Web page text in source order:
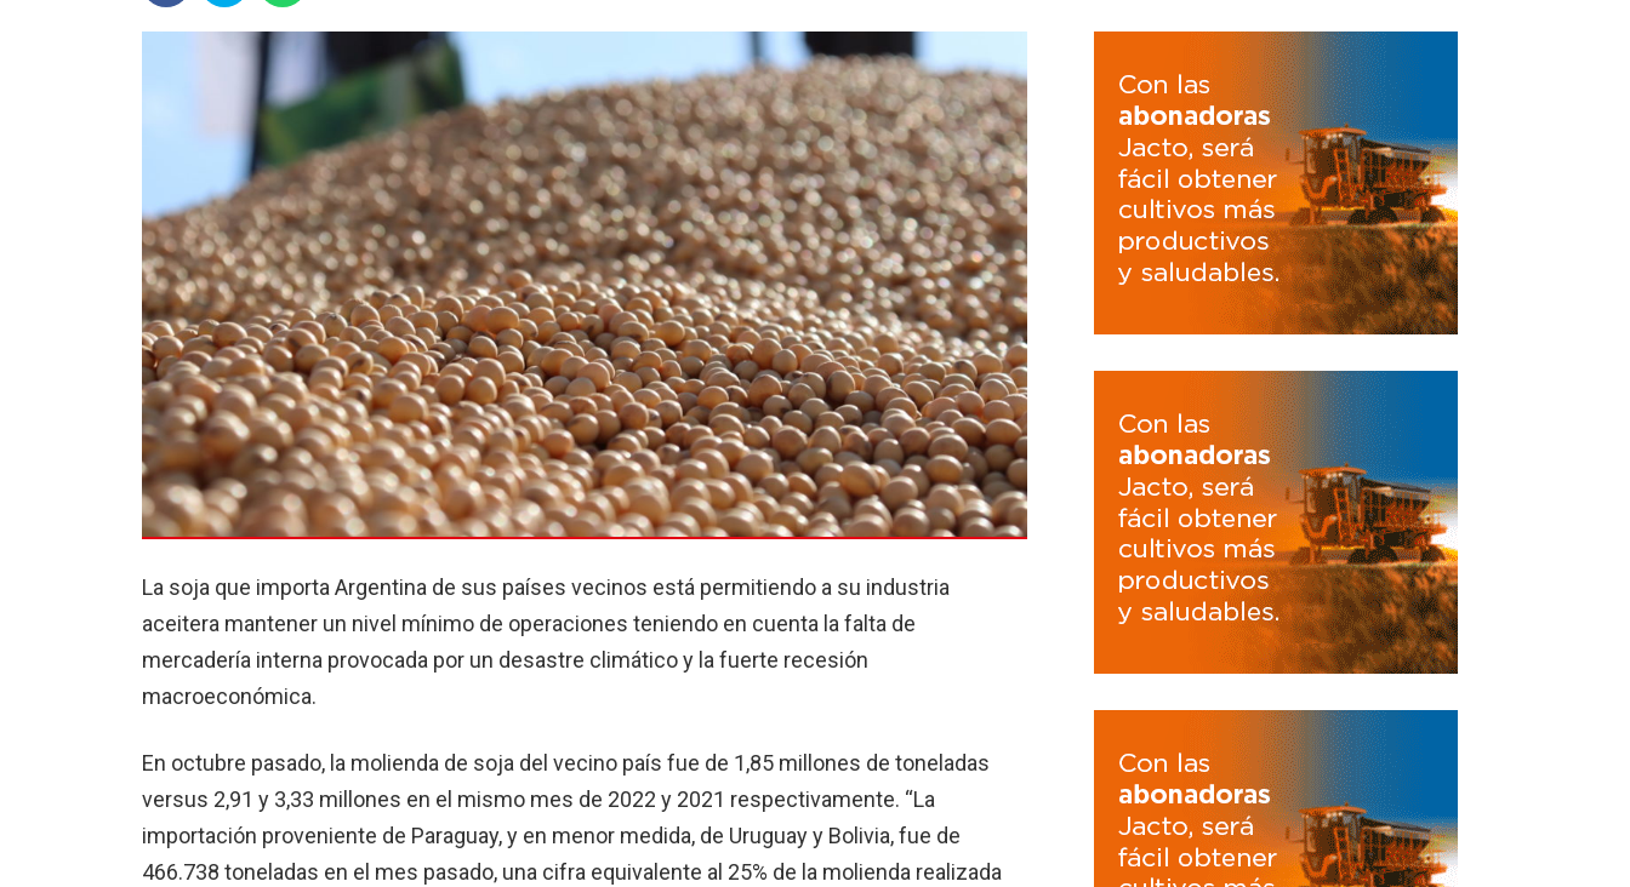
La soja que importa Argentina de sus países vecinos está permitiendo a su industria
aceitera mantener un nivel mínimo de operaciones teniendo en cuenta la falta de
mercadería interna provocada por un desastre climático y la fuerte recesión
macroeconómica.
En octubre pasado, la molienda de soja del vecino país fue de 1,85 millones de toneladas
versus 2,91 y 3,33 millones en el mismo mes de 2022 y 2021 respectivamente. “La
importación proveniente de Paraguay, y en menor medida, de Uruguay y Bolivia, fue de
466.738 toneladas en el mes pasado, una cifra equivalente al 25% de la molienda realizada